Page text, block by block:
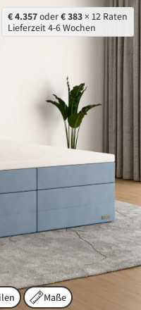
€ 4.357oder€ 383 × 12 Raten
Lieferzeit 4-6 Wochen
Maße